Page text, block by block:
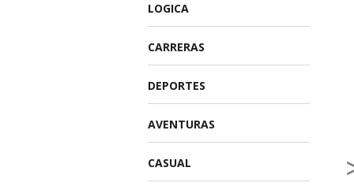
LOGICA
CARRERAS
DEPORTES
AVENTURAS
CASUAL